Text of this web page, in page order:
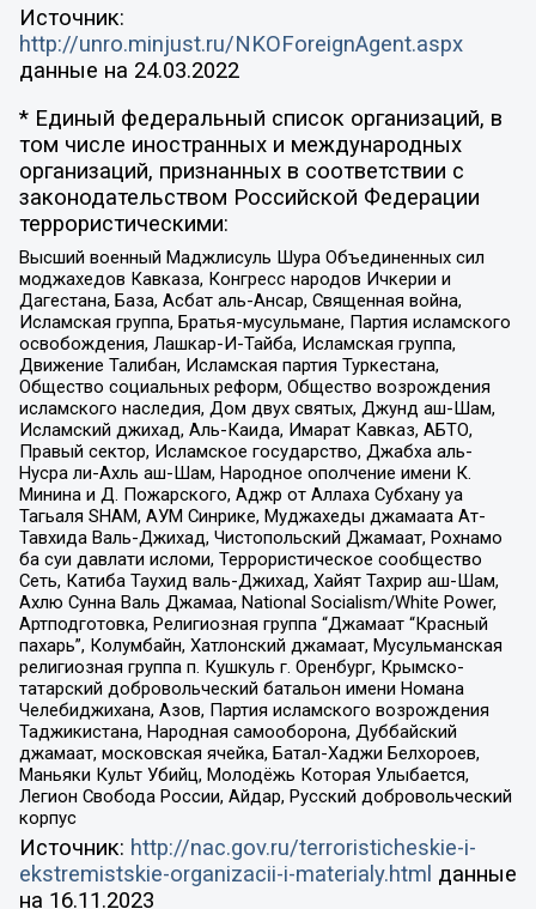
Источник:
http://unro.minjust.ru/NKOForeignAgent.aspx
данные на 24.03.2022
* Единый федеральный список организаций, в
том числе иностранных и международных
организаций, признанных в соответствии с
законодательством Российской Федерации
террористическими:
Высший военный Маджлисуль Шура Объединенных сил
моджахедов Кавказа, Конгресс народов Ичкерии и
Дагестана, База, Асбат аль-Ансар, Священная война,
Исламская группа, Братья-мусульмане, Партия исламского
освобождения, Лашкар-И-Тайба, Исламская группа,
Движение Талибан, Исламская партия Туркестана,
Общество социальных реформ, Общество возрождения
исламского наследия, Дом двух святых, Джунд аш-Шам,
Исламский джихад, Аль-Каида, Имарат Кавказ, АБТО,
Правый сектор, Исламское государство, Джабха аль-
Нусра ли-Ахль аш-Шам, Народное ополчение имени К.
Минина и Д. Пожарского, Аджр от Аллаха Субхану уа
Тагьаля SHAM, АУМ Синрике, Муджахеды джамаата Ат-
Тавхида Валь-Джихад, Чистопольский Джамаат, Рохнамо
ба суи давлати исломи, Террористическое сообщество
Сеть, Катиба Таухид валь-Джихад, Хайят Тахрир аш-Шам,
Ахлю Сунна Валь Джамаа, National Socialism/White Power,
Артподготовка, Религиозная группа “Джамаат “Красный
пахарь”, Колумбайн, Хатлонский джамаат, Мусульманская
религиозная группа п. Кушкуль г. Оренбург, Крымско-
татарский добровольческий батальон имени Номана
Челебиджихана, Азов, Партия исламского возрождения
Таджикистана, Народная самооборона, Дуббайский
джамаат, московская ячейка, Батал-Хаджи Белхороев,
Маньяки Культ Убийц, Молодёжь Которая Улыбается,
Легион Свобода России, Айдар, Русский добровольческий
корпус
Источник: http://nac.gov.ru/terroristicheskie-i-
ekstremistskie-organizacii-i-materialy.html данные
на 16.11.2023